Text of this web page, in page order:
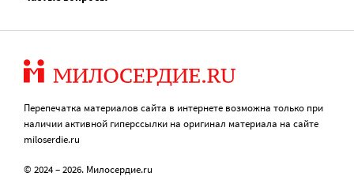
Перепечатка материалов сайта в интернете возможна только при
наличии активной гиперссылки на оригинал материала на сайте
miloserdie.ru
© 2024 – 2026. Милосердие.ru